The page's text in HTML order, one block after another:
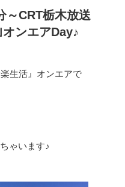
～CRT栃木放送
ンエアDay♪
生活』オンエアで
ゃいます♪